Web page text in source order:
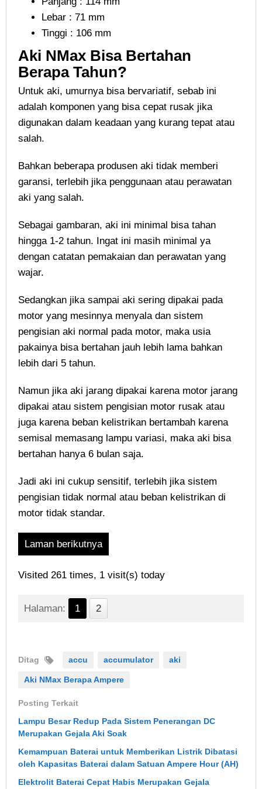
Lebar : 71 mm
Tinggi : 106 mm
Aki NMax Bisa Bertahan
Berapa Tahun?
Untuk aki, umurnya bisa bervariatif, sebab ini
adalah komponen yang bisa cepat rusak jika
digunakan dalam keadaan yang kurang tepat atau
salah.
Bahkan beberapa produsen aki tidak memberi
garansi, terlebih jika penggunaan atau perawatan
aki yang salah.
Sebagai gambaran, aki ini minimal bisa tahan
hingga 1-2 tahun. Ingat ini masih minimal ya
dengan catatan pemakaian dan perawatan yang
wajar.
Sedangkan jika sampai aki sering dipakai pada
motor yang mesinnya menyala dan sistem
pengisian aki normal pada motor, maka usia
pakainya bisa bertahan jauh lebih lama bahkan
lebih dari 5 tahun.
Namun jika aki jarang dipakai karena motor jarang
dipakai atau sistem pengisian motor rusak atau
juga karena beban kelistrikan bertambah karena
semisal memasang lampu variasi, maka aki bisa
bertahan hanya 6 bulan saja.
Jadi aki ini cukup sensitif, terlebih jika sistem
pengisian tidak normal atau beban kelistrikan di
motor tidak standar.
Laman berikutnya
Visited 261 times, 1 visit(s) today
Halaman: 1 2
Ditag accu accumulator aki
Aki NMax Berapa Ampere
Posting Terkait
Lampu Besar Redup Pada Sistem Penerangan DC
Merupakan Gejala Aki Soak
Kemampuan Baterai untuk Memberikan Listrik Dibatasi
oleh Kapasitas Baterai dalam Satuan Ampere Hour (AH)
Elektrolit Baterai Cepat Habis Merupakan Gejala